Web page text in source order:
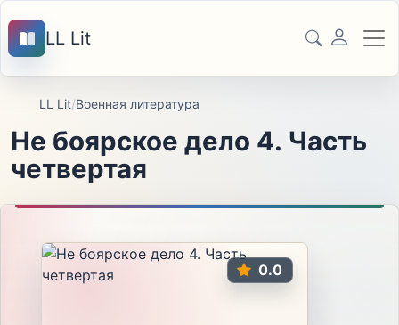
LL Lit
LL Lit/Военная литература
Не боярское дело 4. Часть
четвертая
0.0